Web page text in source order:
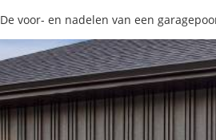
De voor- en nadelen van een